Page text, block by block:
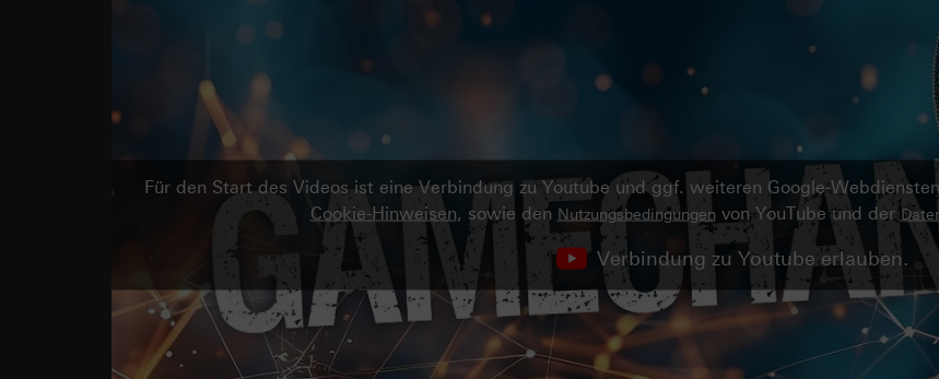
Für den Start des Videos ist eine Verbindung zu Youtube und ggf. weiteren Google-
Cookie-Hinweisen, sowie den Nutzungsbedingungen von YouTube und der
Verbindung zu Youtube erlauben.